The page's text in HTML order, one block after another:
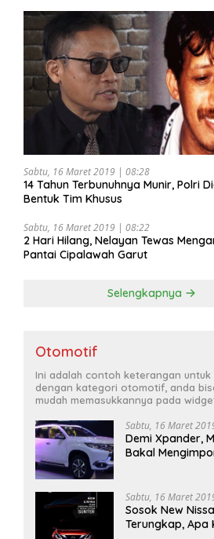
Sabtu, 16 Maret 2019 | 08:28
14 Tahun Terbunuhnya Munir, Polri
Bentuk Tim Khusus
Sabtu, 16 Maret 2019 | 08:22
2 Hari Hilang, Nelayan Tewas
Pantai Cipalawah Garut
Selengkapnya
Otomotif
Ini adalah contoh keterangan untuk
dengan kategori otomotif, anda
mudah memasukkannya pada
Sabtu, 16 Maret
Demi Xpander,
Bakal
Sabtu, 16 Maret
Sosok New
Terungkap, Apa